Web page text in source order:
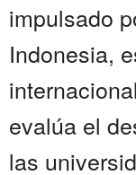
impulsado
Indonesia,
evalúa el
las